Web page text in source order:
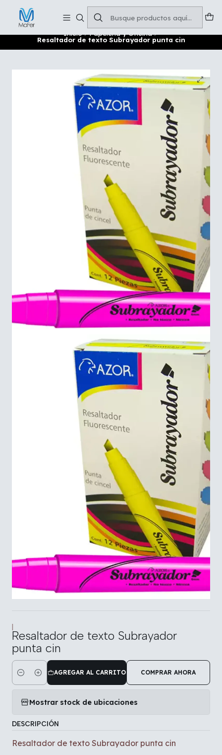
Inicio Papelería y Oficina
Resaltador de texto Subrayador punta cin
|
Resaltador de texto Subrayador
punta cin
Cantidad
AGREGAR AL CARRITO COMPRAR AHORA
Mostrar stock de ubicaciones
DESCRIPCIÓN
Resaltador de texto Subrayador punta cin